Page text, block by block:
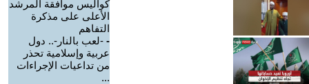
كواليس موافقة المرشد
الأعلى على مذكرة
التفاهم
- -لعب بالنار-.. دول
عربية وإسلامية تحذر
من تداعيات الإجراءات
...